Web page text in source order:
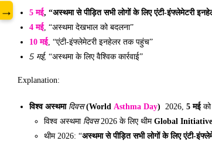
5 मई, “अस्थमा से पीड़ित सभी लोगों के लिए एंटी-इंफ्लेमेटरी
4 मई, “अस्थमा देखभाल को बदलना”
10 मई, “एंटी-इंफ्लेमेटरी इनहेलर तक पहुंच”
5 मई, “अस्थमा के लिए वैश्विक कार्रवाई”
Explanation:
विश्व अस्थमा दिवस(World Asthma Day) 2026, 5 मईको
विश्व अस्थमा दिवस2026 के लिए थीम Global
थीम 2026: “अस्थमा से पीड़ित सभी लोगों के लिए एंटी-
→